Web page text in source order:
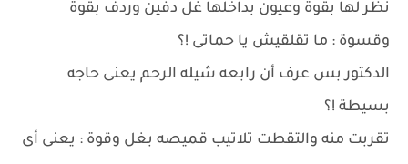
نظر لها بقوة وعيون بداخلها غل دفين وردف بقوة
وقسوة : ما تقلقيش يا حماتى !؟
الدكتور بس عرف أن رابعه شيله الرحم يعنى حاجه
بسيطة !؟
تقربت منه والتقطت تلاتيب قميصه بغل وقوة : يعنى أى